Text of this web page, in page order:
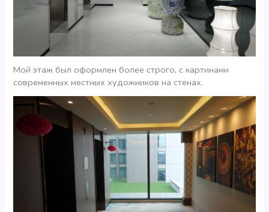
Мой этаж был оформлен более строго, с картинами
современных местных художников на стенах.